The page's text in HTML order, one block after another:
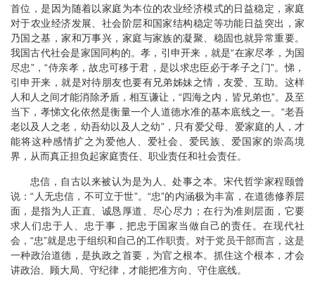
首位，是因为随着以家庭为本位的农业经济模式的日益稳定，家庭
对于农业经济发展、社会阶层和国家结构稳定等功能日益突出，家
乃国之基，家和万事兴，家庭与家族的凝聚、稳固也就异常重要。
我国古代社会是家国同构的。孝，引申开来，就是“在家尽孝，为国
尽忠”，“侍亲孝，故忠可移于君，是以求忠臣必于孝子之门”。悌，
引申开来，就是对待朋友也要有兄弟姊妹之情，友爱、互助。这样
人和人之间才能消除矛盾，相互谦让，“四海之内，皆兄弟也”。及至
当下，孝悌文化依然是衡量一个人道德水准的基本底线之一。“老吾
老以及人之老，幼吾幼以及人之幼”，只有爱父母、爱家庭的人，才
能将这种感情扩之为爱他人、爱社会、爱民族、爱国家的崇高境
界，从而真正担负起家庭责任、职业责任和社会责任。
忠信，自古以来被认为是为人、处事之本。宋代哲学家程颐曾
说：“人无忠信，不可立于世”。“忠”的内涵极为丰富，在道德修养层
面，是指为人正直、诚恳厚道、尽心尽力；在行为准则层面，它要
求人们忠于人、忠于事，把忠于国家当做自己的责任。在现代社
会，“忠”就是忠于组织和自己的工作职责。对于党员干部而言，这是
一种政治道德，是执政之首要，为官之根本。抓住这个根本，才会
讲政治、顾大局、守纪律，才能把准方向、守住底线。